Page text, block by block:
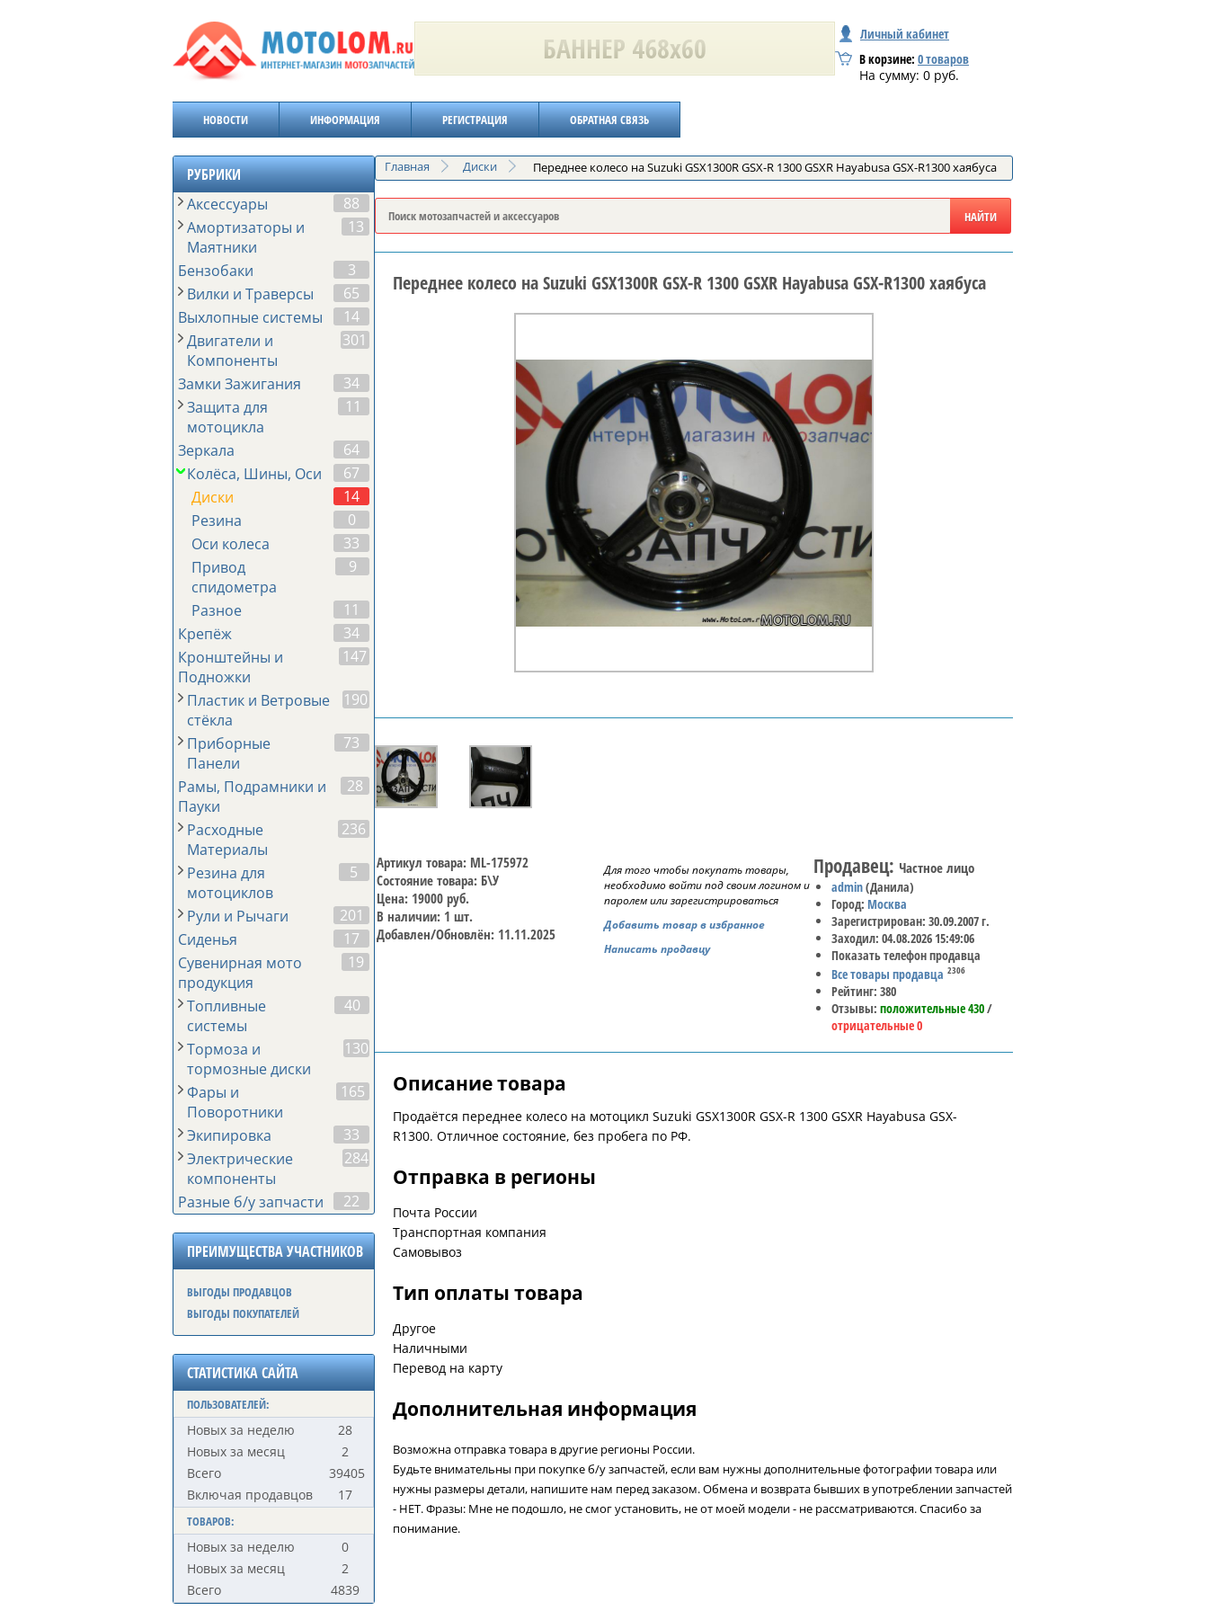
Личный кабинет
В корзине: 0товаров
На сумму: 0 руб.
НОВОСТИ ИНФОРМАЦИЯ РЕГИСТРАЦИЯ ОБРАТНАЯ СВЯЗЬ
РУБРИКИ
Аксессуары
88
Амортизаторы и
Маятники
13
Бензобаки
3
Вилки и Траверсы
65
Выхлопные системы
14
Двигатели и
Компоненты
301
Замки Зажигания
34
Защита для
мотоцикла
11
Зеркала
64
Колёса, Шины, Оси
67
Диски
14
Резина
0
Оси колеса
33
Привод
спидометра
9
Разное
11
Крепёж
34
Кронштейны и
Подножки
147
Пластик и Ветровые
стёкла
190
Приборные
Панели
73
Рамы, Подрамники и
Пауки
28
Расходные
Материалы
236
Резина для
мотоциклов
5
Рули и Рычаги
201
Сиденья
17
Сувенирная мото
продукция
19
Топливные
системы
40
Тормоза и
тормозные диски
130
Фары и
Поворотники
165
Экипировка
33
Электрические
компоненты
284
Разные б/у запчасти 22
ПРЕИМУЩЕСТВА УЧАСТНИКОВ
ВЫГОДЫ ПРОДАВЦОВ
ВЫГОДЫ ПОКУПАТЕЛЕЙ
СТАТИСТИКА САЙТА
ПОЛЬЗОВАТЕЛЕЙ:
Новых за неделю
28
Новых за месяц
2
Всего
39405
Включая продавцов
17
ТОВАРОВ:
Новых за неделю
0
Новых за месяц
2
Всего
4839
Главная Диски Переднее колесо на Suzuki GSX1300R GSX-R 1300 GSXR Hayabusa GSX-R1300 хаябуса
Переднее колесо на Suzuki GSX1300R GSX-R 1300 GSXR Hayabusa GSX-R1300 хаябуса
Артикул товара: ML-175972
Состояние товара: Б\У
Цена: 19000 руб.
В наличии: 1 шт.
Добавлен/Обновлён: 11.11.2025
Для того чтобы покупать товары,
необходимо войти под своим логином и
паролем или зарегистрироваться
Добавить товар в избранное
Написать продавцу
Продавец: Частное лицо
admin(Данила)
Город: Москва
Зарегистрирован: 30.09.2007 г.
Заходил: 04.08.2026 15:49:06
Показать телефон продавца
Все товары продавца 2306
Рейтинг: 380
Отзывы:положительные 430/
отрицательные 0
Описание товара
Продаётся переднее колесо на мотоцикл Suzuki GSX1300R GSX-R 1300 GSXR Hayabusa GSX-
R1300. Отличное состояние, без пробега по РФ.
Отправка в регионы
Почта России
Транспортная компания
Самовывоз
Тип оплаты товара
Другое
Наличными
Перевод на карту
Дополнительная информация
Возможна отправка товара в другие регионы России.
Будьте внимательны при покупке б/у запчастей, если вам нужны дополнительные фотографии товара или
нужны размеры детали, напишите нам перед заказом. Обмена и возврата бывших в употреблении запчастей
- НЕТ. Фразы: Мне не подошло, не смог установить, не от моей модели - не рассматриваются. Спасибо за
понимание.